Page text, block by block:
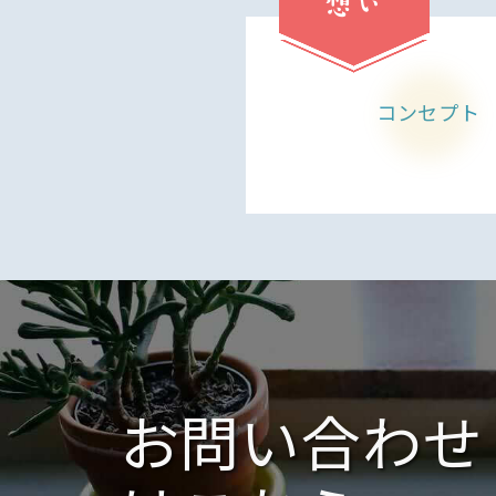
コンセプト
お問い合わせ